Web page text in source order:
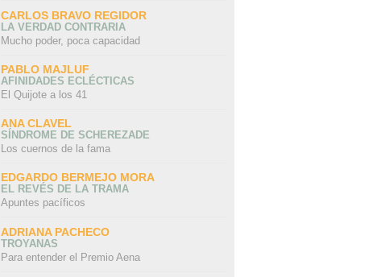
CARLOS BRAVO REGIDOR
LA VERDAD CONTRARIA
Mucho poder, poca capacidad
PABLO MAJLUF
AFINIDADES ECLÉCTICAS
El Quijote a los 41
ANA CLAVEL
SÍNDROME DE SCHEREZADE
Los cuernos de la fama
EDGARDO BERMEJO MORA
EL REVÉS DE LA TRAMA
Apuntes pacíficos
ADRIANA PACHECO
TROYANAS
Para entender el Premio Aena